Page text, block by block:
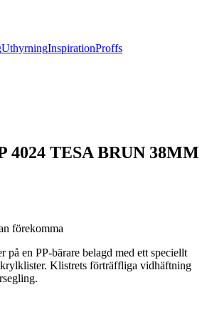
UthyrningInspirationProffs
4024 TESA BRUN 38MM
förekomma
på en PP-bärare belagd med ett speciellt
Klistrets förträffliga vidhäftning